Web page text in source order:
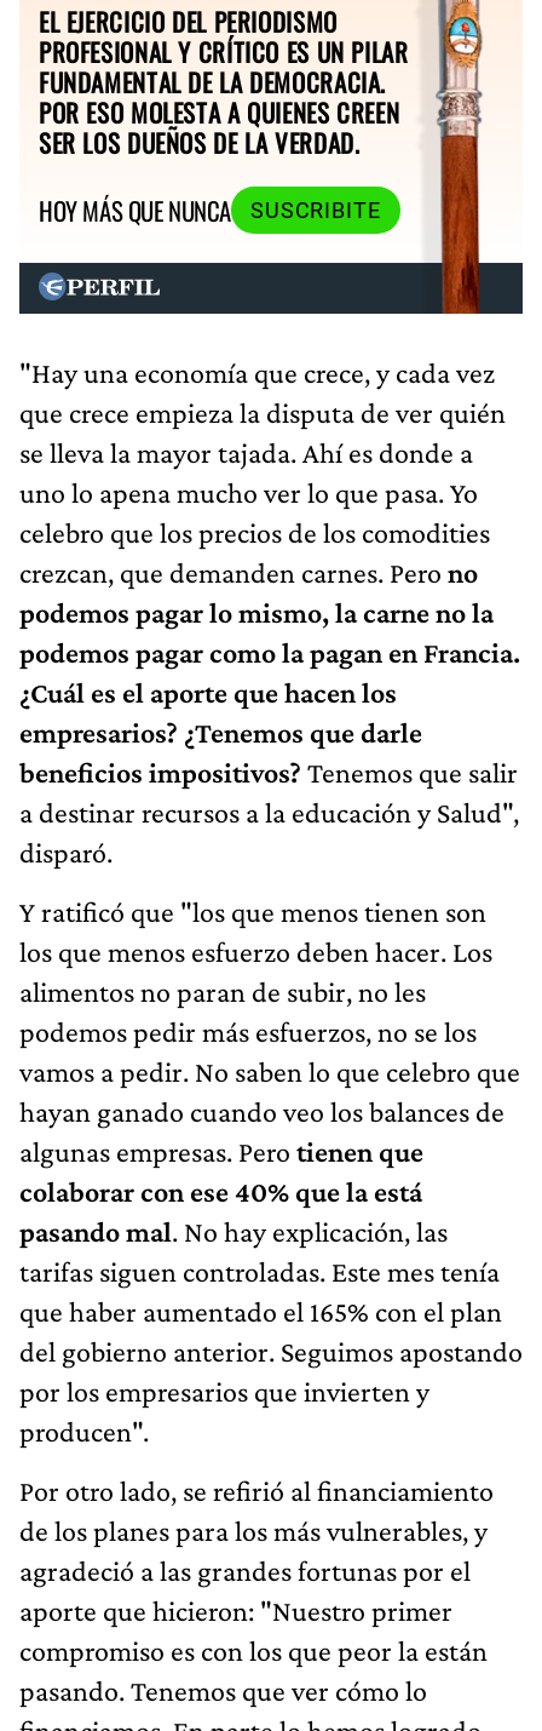
EL EJERCICIO DEL PERIODISMO
PROFESIONAL Y CRÍTICO ES UN PILAR
FUNDAMENTAL DE LA DEMOCRACIA.
POR ESO MOLESTA A QUIENES CREEN
SER LOS DUEÑOS DE LA VERDAD.
HOY MÁS QUE NUNCA
SUSCRIBITE
"Hay una economía que crece, y cada vez
que crece empieza la disputa de ver quién
se lleva la mayor tajada. Ahí es donde a
uno lo apena mucho ver lo que pasa. Yo
celebro que los precios de los comodities
crezcan, que demanden carnes. Pero no
podemos pagar lo mismo, la carne no la
podemos pagar como la pagan en Francia.
¿Cuál es el aporte que hacen los
empresarios? ¿Tenemos que darle
beneficios impositivos? Tenemos que salir
a destinar recursos a la educación y Salud",
disparó.
Y ratificó que "los que menos tienen son
los que menos esfuerzo deben hacer. Los
alimentos no paran de subir, no les
podemos pedir más esfuerzos, no se los
vamos a pedir. No saben lo que celebro que
hayan ganado cuando veo los balances de
algunas empresas. Pero tienen que
colaborar con ese 40% que la está
pasando mal. No hay explicación, las
tarifas siguen controladas. Este mes tenía
que haber aumentado el 165% con el plan
del gobierno anterior. Seguimos apostando
por los empresarios que invierten y
producen".
Por otro lado, se refirió al financiamiento
de los planes para los más vulnerables, y
agradeció a las grandes fortunas por el
aporte que hicieron: "Nuestro primer
compromiso es con los que peor la están
pasando. Tenemos que ver cómo lo